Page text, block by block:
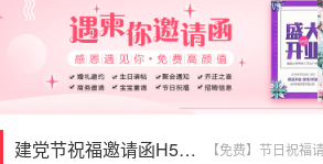
建党节祝福邀请函H5制作